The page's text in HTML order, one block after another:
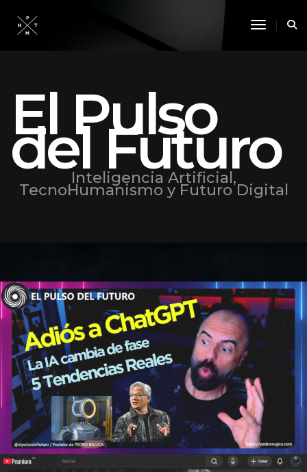
Toggle
El Pulso
del Futuro
Inteligencia Artificial,
TecnoHumanismo y Futuro Digital